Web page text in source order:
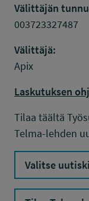
Välittäjän
003723327487
Välittäjä:
Apix
Laskutuksen
Tilaa täältä
Telma-lehden
Valitse